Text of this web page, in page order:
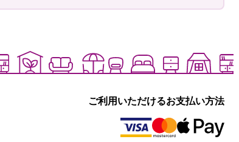
ご利用いただけるお支払い方法